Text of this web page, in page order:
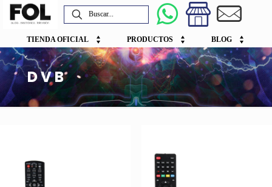
TIENDA OFICIAL PRODUCTOS BLOG
DVB